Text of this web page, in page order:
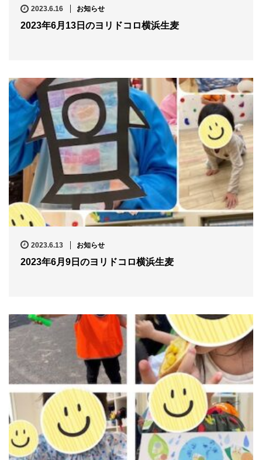
2023.6.16 お知らせ
2023年6月13日のヨリドコロ横浜生麦
2023.6.13 お知らせ
2023年6月9日のヨリドコロ横浜生麦